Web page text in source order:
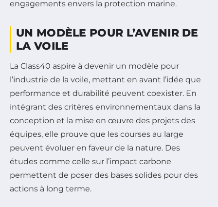
engagements envers la protection marine.
UN MODÈLE POUR L’AVENIR DE
LA VOILE
La Class40 aspire à devenir un modèle pour
l’industrie de la voile, mettant en avant l’idée que
performance et durabilité peuvent coexister. En
intégrant des critères environnementaux dans la
conception et la mise en œuvre des projets des
équipes, elle prouve que les courses au large
peuvent évoluer en faveur de la nature. Des
études comme celle sur l’impact carbone
permettent de poser des bases solides pour des
actions à long terme.